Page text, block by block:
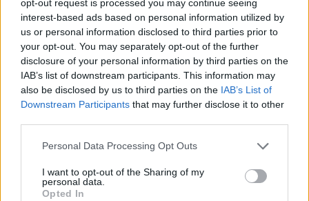
opt-out request is processed you may continue seeing
interest-based ads based on personal information utilized by
us or personal information disclosed to third parties prior to
your opt-out. You may separately opt-out of the further
disclosure of your personal information by third parties on the
IAB’s list of downstream participants. This information may
also be disclosed by us to third parties on the IAB’s List of
Downstream Participants that may further disclose it to other
Personal Data Processing Opt Outs
I want to opt-out of the Sharing of my
personal data.
Opted In
Příbram obohatí své sbírky díky
potvrdila roli favoritky